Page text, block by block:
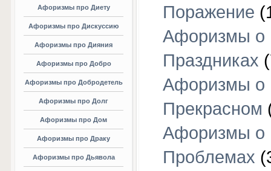
Афоризмы про Диету
Афоризмы про Дискуссию
Афоризмы про Дияния
Афоризмы про Добро
Афоризмы про Добродетель
Афоризмы про Долг
Афоризмы про Дом
Афоризмы про Драку
Афоризмы про Дьявола
Поражение
Афоризмы о
Праздниках
Афоризмы о
Прекрасном
Афоризмы о
Проблемах